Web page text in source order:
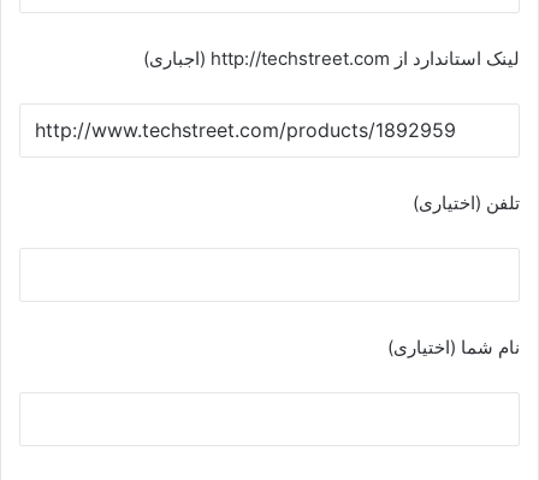
لینک استاندارد از http://techstreet.com (اجباری)
تلفن (اختیاری)
نام شما (اختیاری)